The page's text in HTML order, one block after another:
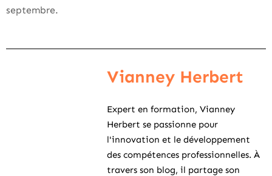
septembre.
Vianney Herbert
Expert en formation, Vianney
Herbert se passionne pour
l'innovation et le développement
des compétences professionnelles. À
travers son blog, il partage son